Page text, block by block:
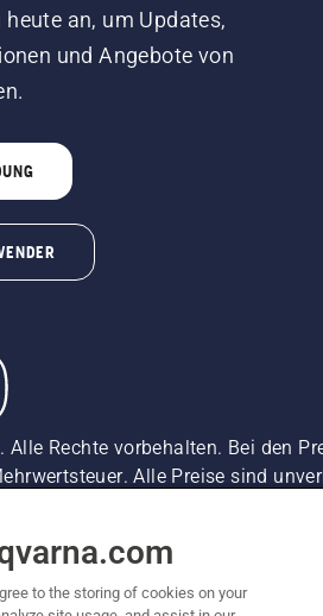
an, um Updates,
und Angebote von
Rechte vorbehalten. Bei den
Alle Preise sind
to the storing of cookies on your